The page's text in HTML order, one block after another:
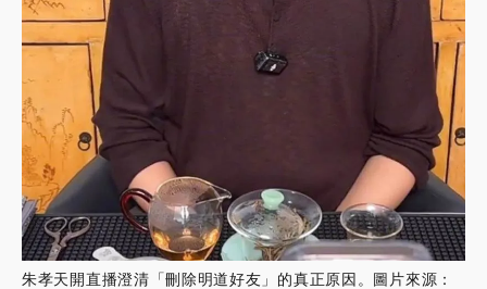
朱孝天開直播澄清「刪除明道好友」的真正原因。圖片來源：